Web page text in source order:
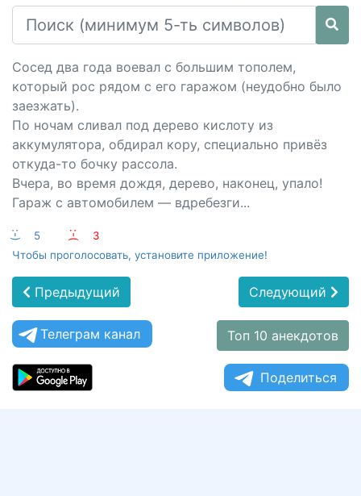
Сосед два года воевал с большим тополем,
который рос рядом с его гаражом (неудобно было
заезжать).
По ночам сливал под дерево кислоту из
аккумулятора, обдирал кору, специально привёз
откуда-то бочку рассола.
Вчера, во время дождя, дерево, наконец, упало!
Гараж с автомобилем — вдребезги...
:-) 5 :-(
3
Чтобы проголосовать, установите приложение!
Предыдущий Следующий
Телеграм канал Топ 10 анекдотов
Поделиться